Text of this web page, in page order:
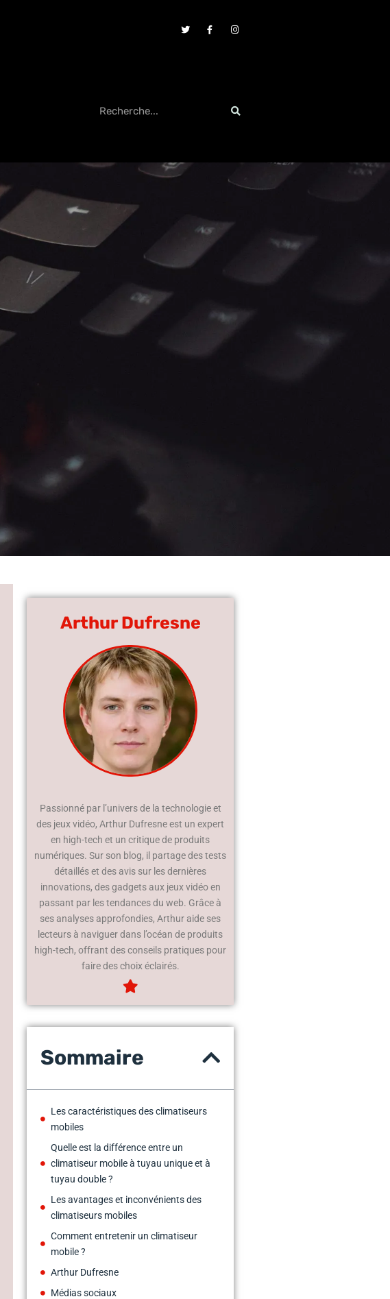
Arthur Dufresne
Passionné par l’univers de la technologie et
des jeux vidéo, Arthur Dufresne est un expert
en high-tech et un critique de produits
numériques. Sur son blog, il partage des tests
détaillés et des avis sur les dernières
innovations, des gadgets aux jeux vidéo en
passant par les tendances du web. Grâce à
ses analyses approfondies, Arthur aide ses
lecteurs à naviguer dans l’océan de produits
high-tech, offrant des conseils pratiques pour
faire des choix éclairés.
Sommaire
Les caractéristiques des climatiseurs
mobiles
Quelle est la différence entre un
climatiseur mobile à tuyau unique et à
tuyau double ?
Les avantages et inconvénients des
climatiseurs mobiles
Comment entretenir un climatiseur
mobile ?
Arthur Dufresne
Médias sociaux